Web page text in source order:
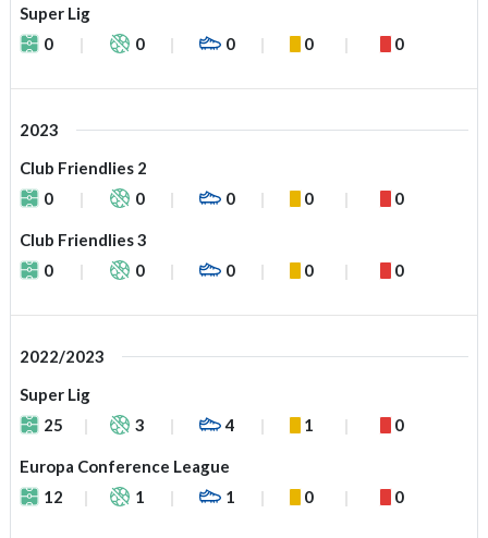
Super Lig
0
0 0 0 0
2023
Club Friendlies 2
0
0 0 0 0
Club Friendlies 3
0
0 0 0 0
2022/2023
Super Lig
25
3 4 1 0
Europa Conference League
12
1 1 0 0